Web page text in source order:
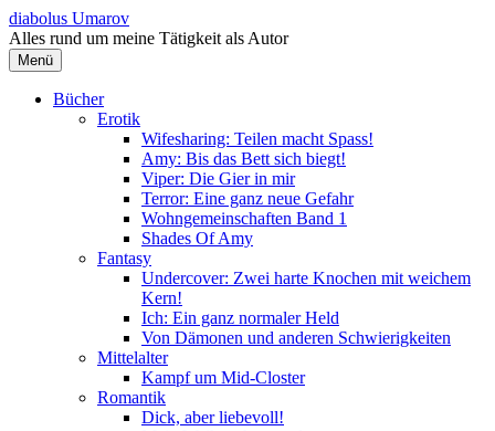
Springe
zum
Inhalt
diabolus Umarov
Alles rund um meine Tätigkeit als Autor
Menü
Bücher
Erotik
Wifesharing: Teilen macht Spass!
Amy: Bis das Bett sich biegt!
Viper: Die Gier in mir
Terror: Eine ganz neue Gefahr
Wohngemeinschaften Band 1
Shades Of Amy
Fantasy
Undercover: Zwei harte Knochen mit weichem
Kern!
Ich: Ein ganz normaler Held
Von Dämonen und anderen Schwierigkeiten
Mittelalter
Kampf um Mid-Closter
Romantik
Dick, aber liebevoll!